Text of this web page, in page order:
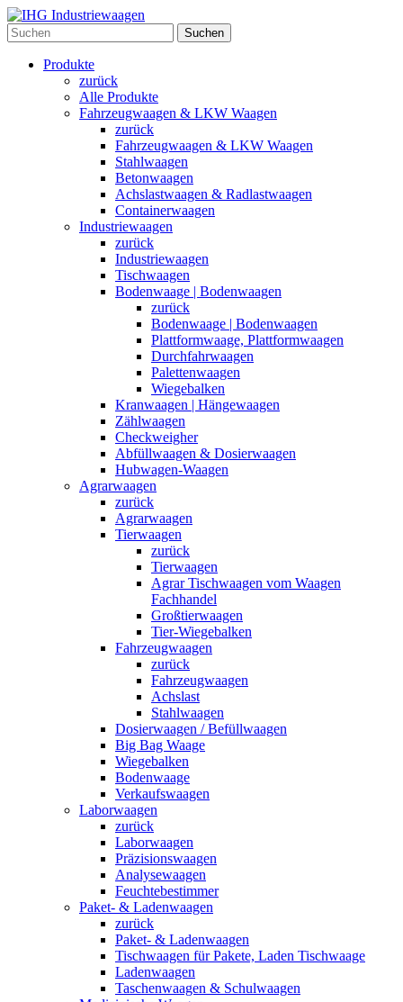
Suchen
Produkte
zurück
Alle Produkte
Fahrzeugwaagen & LKW Waagen
zurück
Fahrzeugwaagen & LKW Waagen
Stahlwaagen
Betonwaagen
Achslastwaagen & Radlastwaagen
Containerwaagen
Industriewaagen
zurück
Industriewaagen
Tischwaagen
Bodenwaage | Bodenwaagen
zurück
Bodenwaage | Bodenwaagen
Plattformwaage, Plattformwaagen
Durchfahrwaagen
Palettenwaagen
Wiegebalken
Kranwaagen | Hängewaagen
Zählwaagen
Checkweigher
Abfüllwaagen & Dosierwaagen
Hubwagen-Waagen
Agrarwaagen
zurück
Agrarwaagen
Tierwaagen
zurück
Tierwaagen
Agrar Tischwaagen vom Waagen
Fachhandel
Großtierwaagen
Tier-Wiegebalken
Fahrzeugwaagen
zurück
Fahrzeugwaagen
Achslast
Stahlwaagen
Dosierwaagen / Befüllwaagen
Big Bag Waage
Wiegebalken
Bodenwaage
Verkaufswaagen
Laborwaagen
zurück
Laborwaagen
Präzisionswaagen
Analysewaagen
Feuchtebestimmer
Paket- & Ladenwaagen
zurück
Paket- & Ladenwaagen
Tischwaagen für Pakete, Laden Tischwaage
Ladenwaagen
Taschenwaagen & Schulwaagen